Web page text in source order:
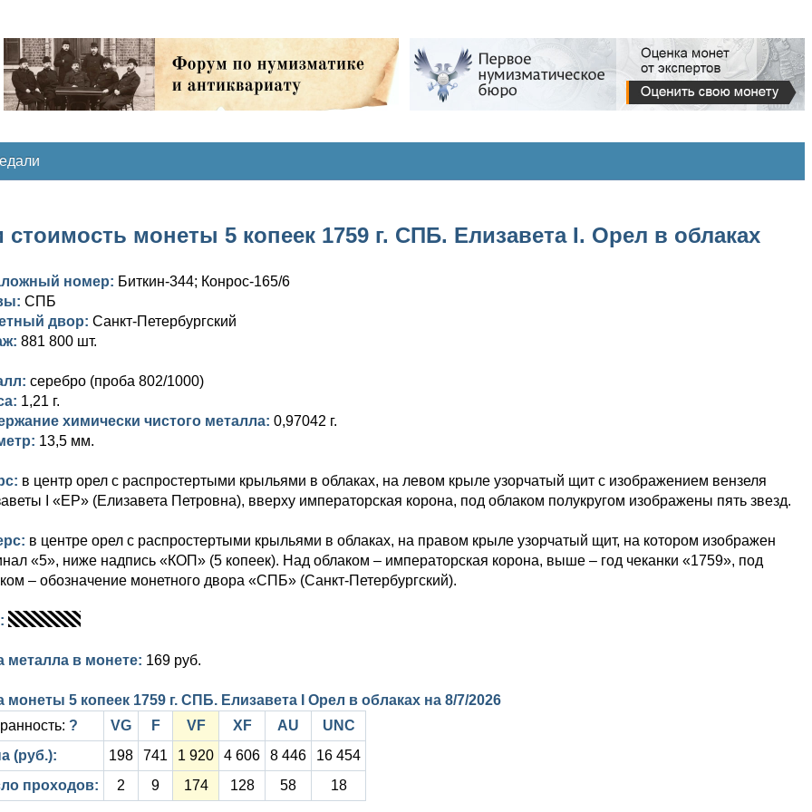
стоимость монеты 5 копеек 1759 г. СПБ. Елизавета I. Орел в облаках
номер: Биткин-344; Конрос-165/6
СПБ
двор: Санкт-Петербургский
881 800 шт.
серебро (проба 802/1000)
1,21 г.
химически чистого металла: 0,97042 г.
13,5 мм.
в центр орел с распростертыми крыльями в облаках, на левом крыле узорчатый щит с изображением вензеля
I «EP» (Елизавета Петровна), вверху императорская корона, под облаком полукругом изображены пять звезд.
в центре орел с распростертыми крыльями в облаках, на правом крыле узорчатый щит, на котором изображен
«5», ниже надпись «КОП» (5 копеек). Над облаком – императорская корона, выше – год чеканки «1759», под
– обозначение монетного двора «СПБ» (Санкт-Петербургский).
металла в монете: 169 руб.
монеты 5 копеек 1759 г. СПБ. Елизавета I Орел в облаках на 8/7/2026
? VG F VF XF AU
UNC
(руб.):
198 741 1 920 4 606 8 446
16 454
проходов:
2 9 174 128 58 18